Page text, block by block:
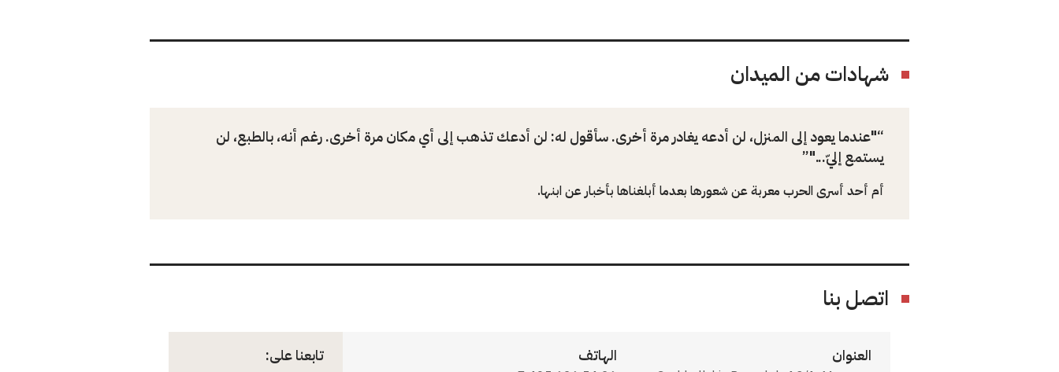
شهادات من الميدان
"عندما يعود إلى المنزل، لن أدعه يغادر مرة أخرى. سأقول له: لن أدعك تذهب إلى أي مكان مرة أخرى. رغم أنه، بالطبع، لن
يستمع إليّ..."
أم أحد أسرى الحرب معربة عن شعورها بعدما أبلغناها بأخبار عن ابنها.
اتصل بنا
العنوان الهاتف تابعنا على: